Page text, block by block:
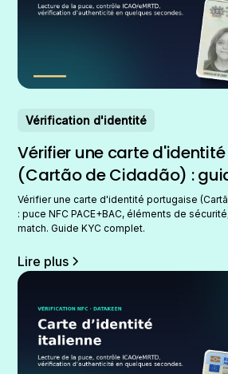
Vérification d'identité
Vérifier une carte
(Cartão de Cidadão) :
Vérifier une carte d'identité portugaise
: puce NFC PACE+BAC, éléments de
match. Guide KYC complet.
Lire plus